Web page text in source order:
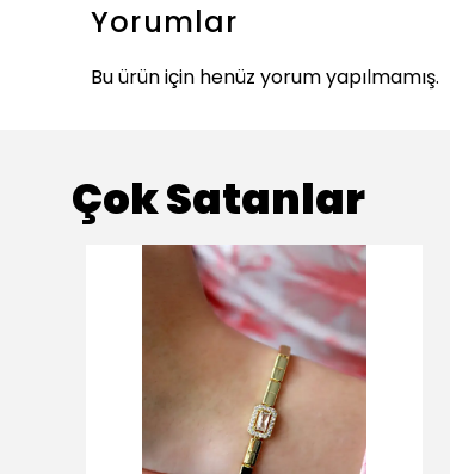
Yorumlar
Bu ürün için henüz yorum yapılmamış.
Çok Satanlar